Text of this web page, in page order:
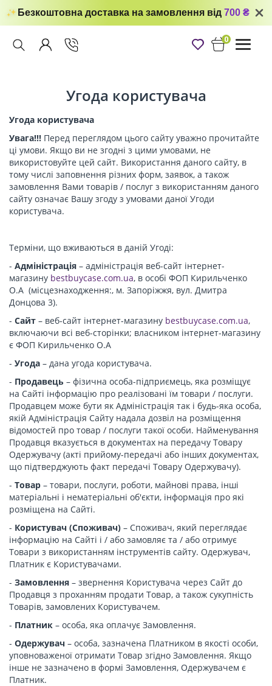
Безкоштовна доставка на замовлення від 700 ₴
0
Toggle
Угода користувача
Угода користувача
Увага!!! Перед переглядом цього сайту уважно прочитайте
ці умови. Якщо ви не згодні з цими умовами, не
використовуйте цей сайт. Використання даного сайту, в
тому числі заповнення різних форм, заявок, а також
замовлення Вами товарів / послуг з використанням даного
сайту означає Вашу згоду з умовами даної Угоди
користувача.
Терміни, що вживаються в даній Угоді:
- Адміністрація – адміністрація веб-сайт інтернет-
магазину bestbuycase.com.ua, в особі ФОП Кирильченко
О.А (місцезнаходження:, м. Запоріжжя, вул. Дмитра
Донцова 3).
- Сайт – веб-сайт інтернет-магазину bestbuycase.com.ua,
включаючи всі веб-сторінки; власником інтернет-магазину
є ФОП Кирильченко О.А
- Угода – дана угода користувача.
- Продавець – фізична особа-підприємець, яка розміщує
на Сайті інформацію про реалізовані їм товари / послуги.
Продавцем може бути як Адміністрація так і будь-яка особа,
якій Адміністрація Сайту надала дозвіл на розміщення
відомостей про товар / послуги такої особи. Найменування
Продавця вказується в документах на передачу Товару
Одержувачу (акті прийому-передачі або інших документах,
що підтверджують факт передачі Товару Одержувачу).
- Товар – товари, послуги, роботи, майнові права, інші
матеріальні і нематеріальні об'єкти, інформація про які
розміщена на Сайті.
- Користувач (Споживач) – Споживач, який переглядає
інформацію на Сайті і / або замовляє та / або отримує
Товари з використанням інструментів сайту. Одержувач,
Платник є Користувачами.
- Замовлення – звернення Користувача через Сайт до
Продавця з проханням продати Товар, а також сукупність
Товарів, замовлених Користувачем.
- Платник – особа, яка оплачує Замовлення.
- Одержувач – особа, зазначена Платником в якості особи,
уповноваженої отримати Товар згідно Замовлення. Якщо
інше не зазначено в формі Замовлення, Одержувачем є
Платник.